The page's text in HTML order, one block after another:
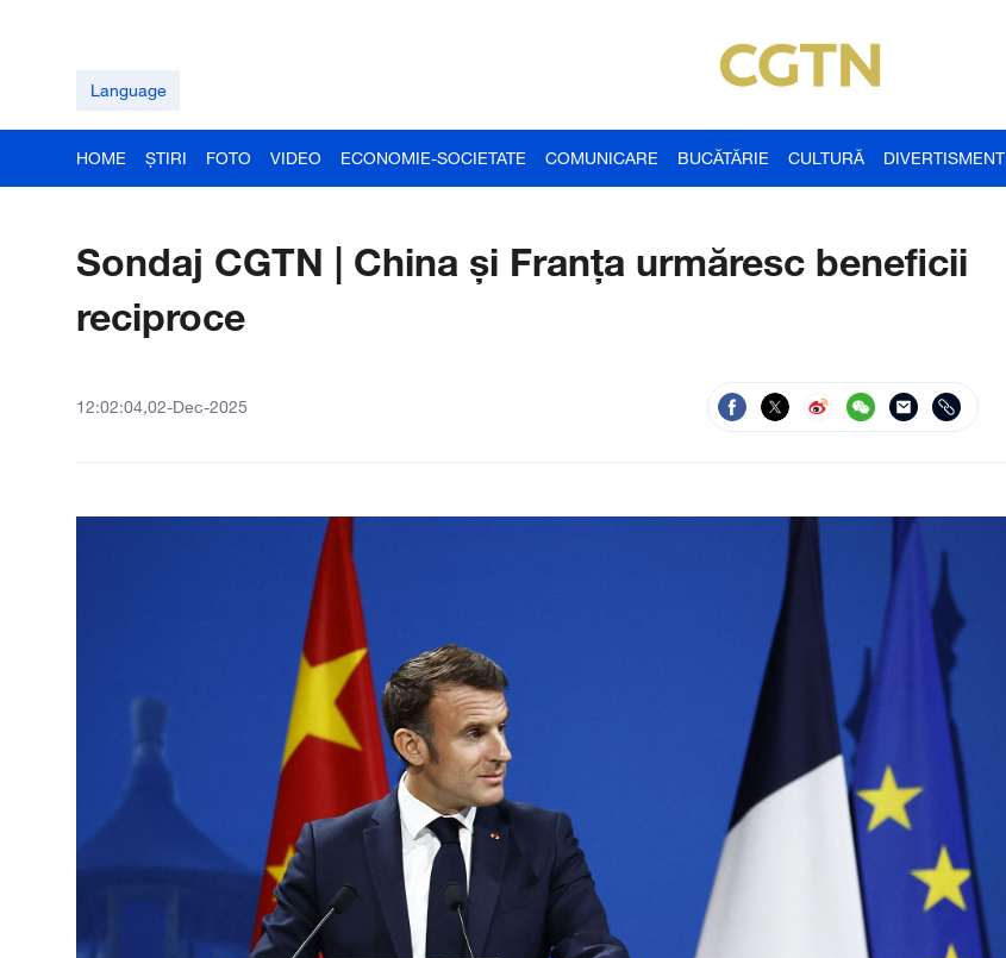
Language
HOME ȘTIRI FOTO VIDEO ECONOMIE-SOCIETATE COMUNICARE BUCĂTĂRIE CULTURĂ DIVERTISMENT
Sondaj CGTN | China și Franța urmăresc beneficii
reciproce
12:02:04,02-Dec-2025